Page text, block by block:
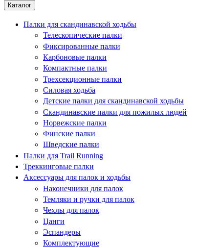
Каталог
Палки для скандинавской ходьбы
Телескопические палки
Фиксированные палки
Карбоновые палки
Компактные палки
Трехсекционные палки
Силовая ходьба
Детские палки для скандинавской ходьбы
Скандинавские палки для пожилых людей
Норвежские палки
Финские палки
Шведские палки
Палки для Trail Running
Треккинговые палки
Аксессуары для палок и ходьбы
Наконечники для палок
Темляки и ручки для палок
Чехлы для палок
Цанги
Эспандеры
Комплектующие